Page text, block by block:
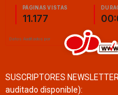
SUSCRIPTORES
auditado disponible):